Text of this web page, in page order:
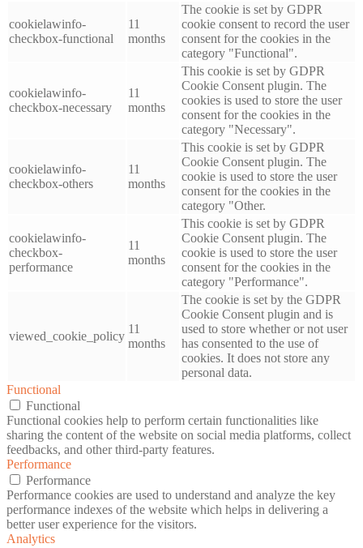
cookielawinfo-
checkbox-functional
11
months
The cookie is set by GDPR
cookie consent to record the user
consent for the cookies in the
category "Functional".
cookielawinfo-
checkbox-necessary
11
months
This cookie is set by GDPR
Cookie Consent plugin. The
cookies is used to store the user
consent for the cookies in the
category "Necessary".
cookielawinfo-
checkbox-others
11
months
This cookie is set by GDPR
Cookie Consent plugin. The
cookie is used to store the user
consent for the cookies in the
category "Other.
cookielawinfo-
checkbox-
performance
11
months
This cookie is set by GDPR
Cookie Consent plugin. The
cookie is used to store the user
consent for the cookies in the
category "Performance".
viewed_cookie_policy
11
months
The cookie is set by the GDPR
Cookie Consent plugin and is
used to store whether or not user
has consented to the use of
cookies. It does not store any
personal data.
Functional
Functional
Functional cookies help to perform certain functionalities like
sharing the content of the website on social media platforms, collect
feedbacks, and other third-party features.
Performance
Performance
Performance cookies are used to understand and analyze the key
performance indexes of the website which helps in delivering a
better user experience for the visitors.
Analytics